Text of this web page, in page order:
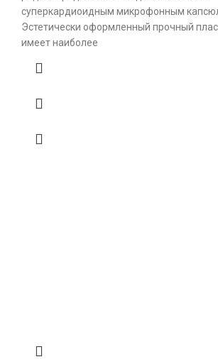
суперкардиоидным микрофонным
Эстетически оформленный прочный
имеет наиболее